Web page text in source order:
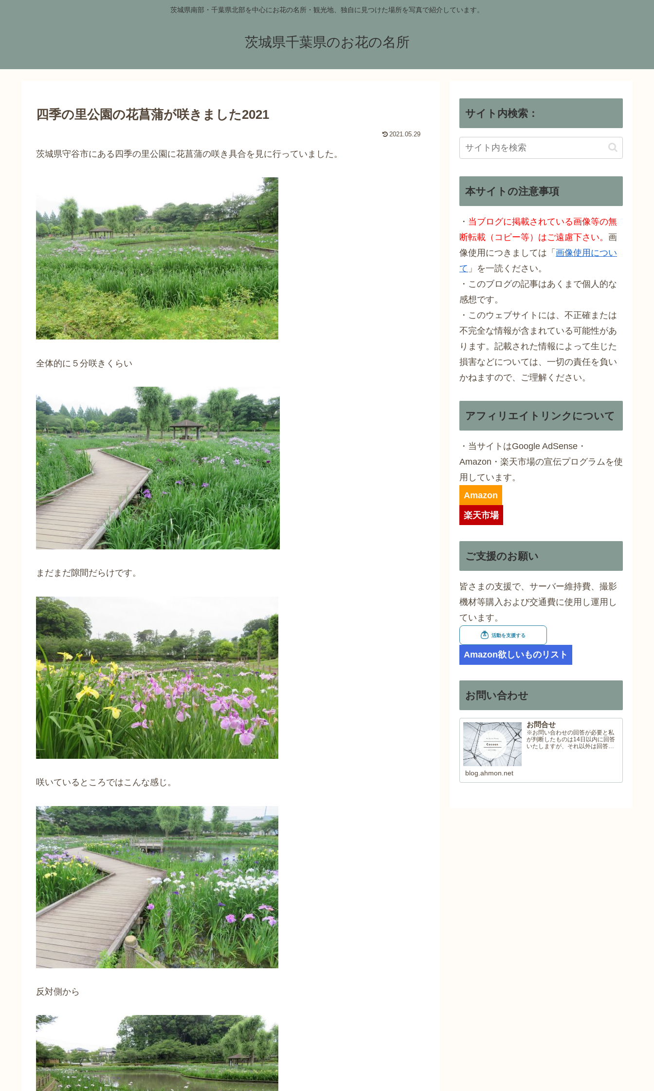
茨城県南部・千葉県北部を中心にお花の名所・観光地、独自に見つけた場所を写真で紹介しています。
茨城県千葉県のお花の名所
四季の里公園の花菖蒲が咲きました2021
2021.05.29
茨城県守谷市にある四季の里公園に花菖蒲の咲き具合を見に行っていました。
全体的に５分咲きくらい
まだまだ隙間だらけです。
咲いているところではこんな感じ。
反対側から
サイト内検索：
本サイトの注意事項
・ 当ブログに掲載されている画像等の無
断転載（コピー等）はご遠慮下さい。 画
像使用につきましては「 画像使用につい
て 」を一読ください。
・このブログの記事はあくまで個人的な
感想です。
・このウェブサイトには、不正確または
不完全な情報が含まれている可能性があ
ります。記載された情報によって生じた
損害などについては、一切の責任を負い
かねますので、ご理解ください。
アフィリエイトリンクについて
・当サイトはGoogle AdSense・
Amazon・楽天市場の宣伝プログラムを使
用しています。
Amazon
楽天市場
ご支援のお願い
皆さまの支援で、サーバー維持費、撮影
機材等購入および交通費に使用し運用し
ています。
Amazon欲しいものリスト
お問い合わせ
お問合せ
※お問い合わせの回答が必要と私
が判断したものは14日以内に回答
いたしますが、それ以外は回答い
blog.ahmon.net